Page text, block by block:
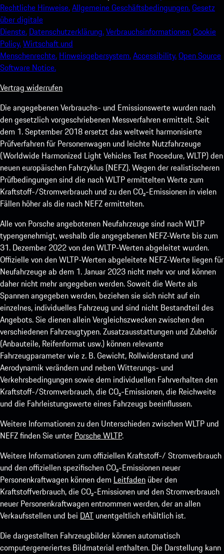
Rechtliche Hinweise.Allgemeine Geschäftsbedingungen.Gesetz
über digitale
Dienste. Datenschutzerklärung.Verbrauchsinformationen.Cookie
Policy.Wirtschaft und
Menschenrechte. Hinweisgebersystem.Accessibility.Open Source
Software Notice.
Vertrag widerrufen
Die angegebenen Verbrauchs- und Emissionswerte wurden nach
den gesetzlich vorgeschriebenen Messverfahren ermittelt. Seit
dem 1. September 2018 ersetzt das weltweit harmonisierte
Prüfverfahren für Personenwagen und leichte Nutzfahrzeuge
(Worldwide Harmonized Light Vehicles Test Procedure, WLTP) den
neuen europäischen Fahrzyklus (NEFZ). Wegen der realistischeren
Prüfbedingungen sind die nach WLTP ermittelten Werte zum
Kraftstoff-/Stromverbrauch und zu den CO₂-Emissionen in vielen
Fällen höher als die nach NEFZ ermittelten.
Alle von Porsche angebotenen Neufahrzeuge sind nach WLTP
typengenehmigt, weshalb die angegebenen NEFZ-Werte bis zum
31. Dezember 2022 von den WLTP-Werten abgeleitet wurden.
Offizielle von den WLTP-Werten abgeleitete NEFZ-Werte liegen für
Neufahrzeuge ab dem 1. Januar 2023 nicht mehr vor und können
daher nicht mehr angegeben werden. Soweit die Werte als
Spannen angegeben werden, beziehen sie sich nicht auf ein
einzelnes, individuelles Fahrzeug und sind nicht Bestandteil des
Angebots. Sie dienen allein Vergleichszwecken zwischen den
verschiedenen Fahrzeugtypen. Zusatzausstattungen und Zubehör
(Anbauteile, Reifenformat usw.) können relevante
Fahrzeugparameter wie z. B. Gewicht, Rollwiderstand und
Aerodynamik verändern und neben Witterungs- und
Verkehrsbedingungen sowie dem individuellen Fahrverhalten den
Kraftstoff-/Stromverbrauch, die CO₂-Emissionen, die Reichweite
und die Fahrleistungswerte eines Fahrzeugs beeinflussen.
Weitere Informationen zu den Unterschieden zwischen WLTP und
NEFZ finden Sie unter Porsche WLTP.
Weitere Informationen zum offiziellen Kraftstoff-/ Stromverbrauch
und den offiziellen spezifischen CO₂-Emissionen neuer
Personenkraftwagen können dem Leitfaden über den
Kraftstoffverbrauch, die CO₂-Emissionen und den Stromverbrauch
neuer Personenkraftwagen entnommen werden, der an allen
Verkaufsstellen und bei DAT unentgeltlich erhältlich ist.
Die dargestellten Fahrzeugbilder können automatisch
computergeneriertes Bildmaterial enthalten. Die Darstellung kann